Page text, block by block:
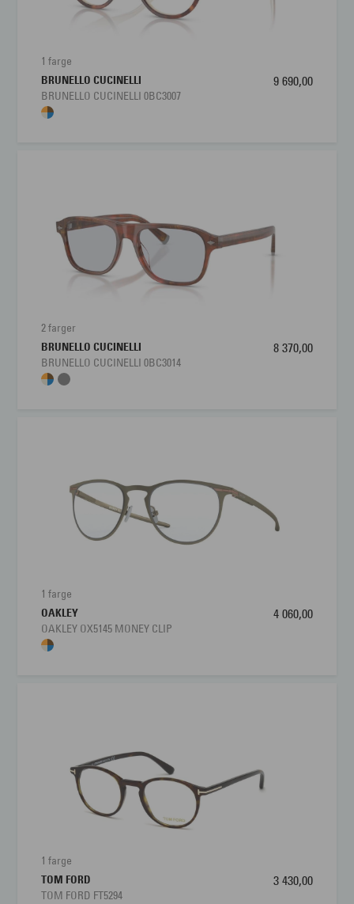
Brillens bredde
Bredde glass 50 mm
1 farge
BRUNELLO CUCINELLI
BRUNELLO CUCINELLI 0BC3007
9 690,00
2 farger
BRUNELLO CUCINELLI
BRUNELLO CUCINELLI 0BC3014
8 370,00
1 farge
OAKLEY
OAKLEY OX5145 MONEY CLIP
4 060,00
1 farge
TOM FORD
TOM FORD FT5294
3 430,00